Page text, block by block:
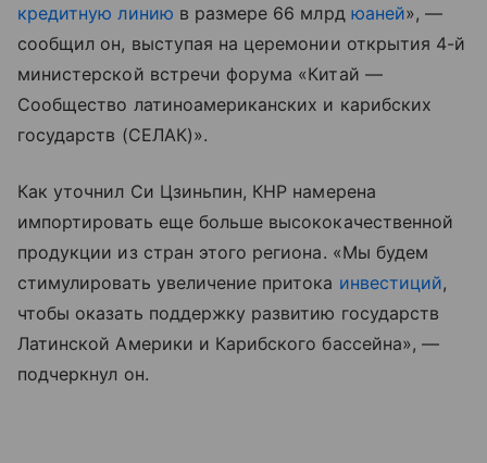
кредитную линию в размере 66 млрд юаней», —
сообщил он, выступая на церемонии открытия 4-й
министерской встречи форума «Китай —
Сообщество латиноамериканских и карибских
государств (СЕЛАК)».
Как уточнил Си Цзиньпин, КНР намерена
импортировать еще больше высококачественной
продукции из стран этого региона. «Мы будем
стимулировать увеличение притока инвестиций,
чтобы оказать поддержку развитию государств
Латинской Америки и Карибского бассейна», —
подчеркнул он.